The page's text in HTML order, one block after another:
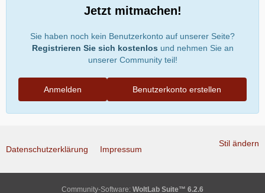
Jetzt mitmachen!
Sie haben noch kein Benutzerkonto auf unserer Seite?
Registrieren Sie sich kostenlos und nehmen Sie an
unserer Community teil!
Benutzerkonto erstellen
Anmelden
Stil ändern
Datenschutzerklärung Impressum
Community-Software: WoltLab Suite™ 6.2.6